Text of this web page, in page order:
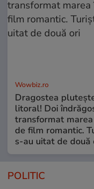
Wowbiz.ro
Dragostea
litoral! Doi
transformat
de film romantic.
s-au uitat de două
POLITIC